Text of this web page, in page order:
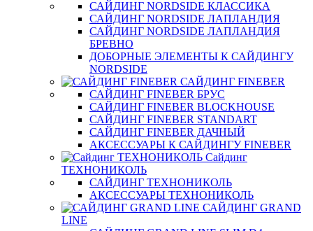
САЙДИНГ NORDSIDE КЛАССИКА
САЙДИНГ NORDSIDE ЛАПЛАНДИЯ
САЙДИНГ NORDSIDE ЛАПЛАНДИЯ
БРЕВНО
ДОБОРНЫЕ ЭЛЕМЕНТЫ К САЙДИНГУ
NORDSIDE
САЙДИНГ FINEBER
САЙДИНГ FINEBER БРУС
САЙДИНГ FINEBER BLOCKHOUSE
САЙДИНГ FINEBER STANDART
САЙДИНГ FINEBER ДАЧНЫЙ
АКСЕССУАРЫ К САЙДИНГУ FINEBER
Сайдинг
ТЕХНОНИКОЛЬ
САЙДИНГ ТЕХНОНИКОЛЬ
АКСЕССУАРЫ ТЕХНОНИКОЛЬ
САЙДИНГ GRAND
LINE